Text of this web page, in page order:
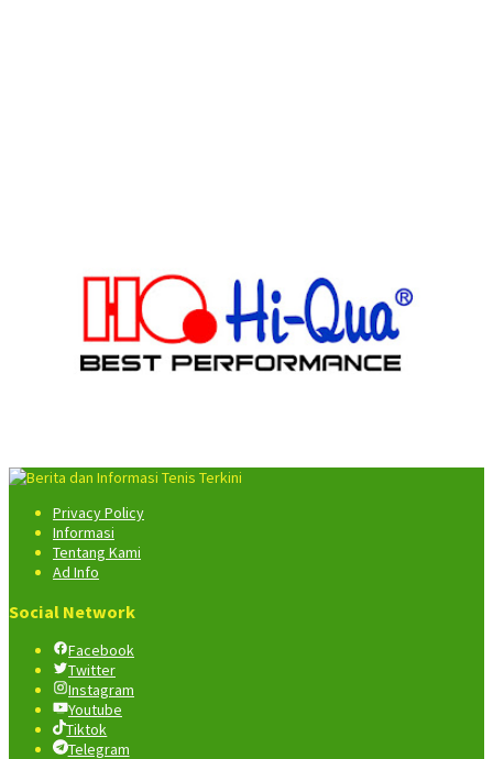
Privacy Policy
Informasi
Tentang Kami
Ad Info
Social Network
Facebook
Twitter
Instagram
Youtube
Tiktok
Telegram